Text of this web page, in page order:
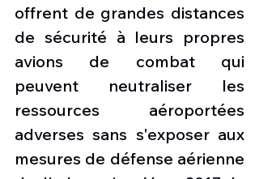
offrent de grandes distances
de sécurité à leurs propres
avions de combat qui
peuvent neutraliser les
ressources aéroportées
adverses sans s'exposer aux
mesures de défense aérienne